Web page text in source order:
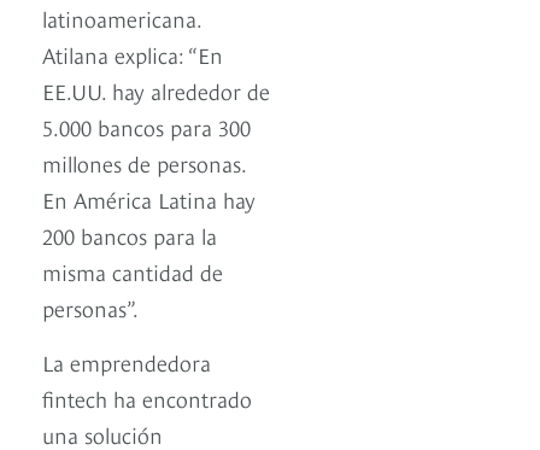
latinoamericana.
Atilana explica: “En
EE.UU. hay alrededor de
5.000 bancos para 300
millones de personas.
En América Latina hay
200 bancos para la
misma cantidad de
personas”.
La emprendedora
fintech ha encontrado
una solución